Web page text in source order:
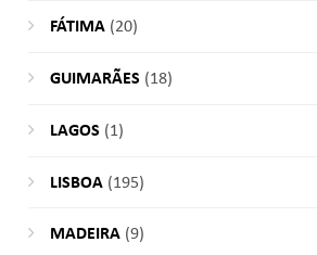
FÁTIMA(20)
GUIMARÃES (18)
LAGOS (1)
LISBOA(195)
MADEIRA(9)